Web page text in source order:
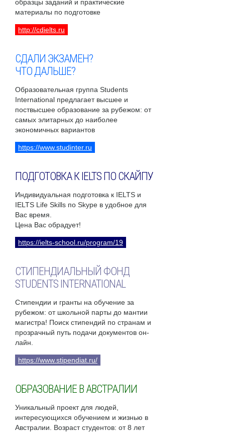
образцы заданий и практические
материалы по подготовке
http://cdielts.ru
СДАЛИ ЭКЗАМЕН?
ЧТО ДАЛЬШЕ?
Образовательная группа Students
International предлагает высшее и
поствысшее образование за рубежом: от
самых элитарных до наиболее
экономичных вариантов
https://www.studinter.ru
ПОДГОТОВКА К IELTS ПО СКАЙПУ
Индивидуальная подготовка к IELTS и
IELTS Life Skills по Skype в удобное для
Вас время.
Цена Вас обрадует!
https://ielts-school.ru/program/19
СТИПЕНДИАЛЬНЫЙ ФОНД
STUDENTS INTERNATIONAL
Стипендии и гранты на обучение за
рубежом: от школьной парты до мантии
магистра! Поиск стипендий по странам и
прозрачный путь подачи документов он-
лайн.
https://www.stipendiat.ru/
ОБРАЗОВАНИЕ В АВСТРАЛИИ
Уникальный проект для людей,
интересующихся обучением и жизнью в
Австралии. Возраст студентов: от 8 лет